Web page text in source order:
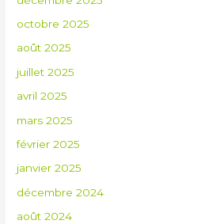
octobre 2025
août 2025
juillet 2025
avril 2025
mars 2025
février 2025
janvier 2025
décembre 2024
août 2024